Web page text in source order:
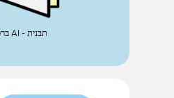
ברכות AI - תבנית